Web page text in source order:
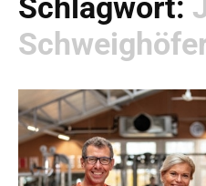
Schlagwort: